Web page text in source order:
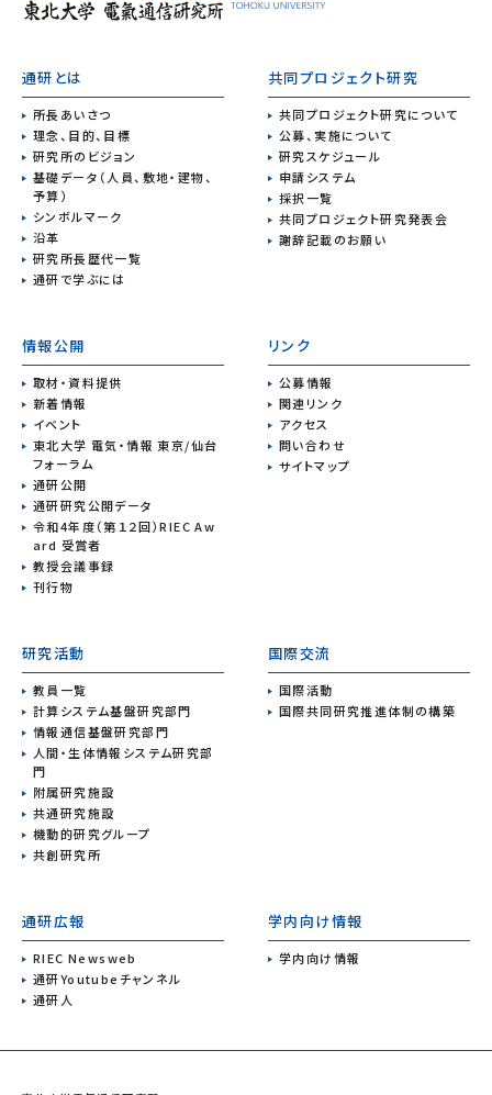
通研とは
所長あいさつ
理念、目的、目標
研究所のビジョン
基礎データ（人員、敷地・建物、
予算）
シンボルマーク
沿革
研究所長歴代一覧
通研で学ぶには
共同プロジェクト研究
共同プロジェクト研究について
公募、実施について
研究スケジュール
申請システム
採択一覧
共同プロジェクト研究発表会
謝辞記載のお願い
情報公開
取材・資料提供
新着情報
イベント
東北大学 電気・情報 東京/仙台
フォーラム
通研公開
通研研究公開データ
令和4年度（第１２回）RIEC Aw
ard 受賞者
教授会議事録
刊行物
リンク
公募情報
関連リンク
アクセス
問い合わせ
サイトマップ
研究活動
教員一覧
計算システム基盤研究部門
情報通信基盤研究部門
人間・生体情報システム研究部
門
附属研究施設
共通研究施設
機動的研究グループ
共創研究所
国際交流
国際活動
国際共同研究推進体制の構築
通研広報
RIEC Newsweb
通研Youtubeチャンネル
通研人
学内向け情報
学内向け情報